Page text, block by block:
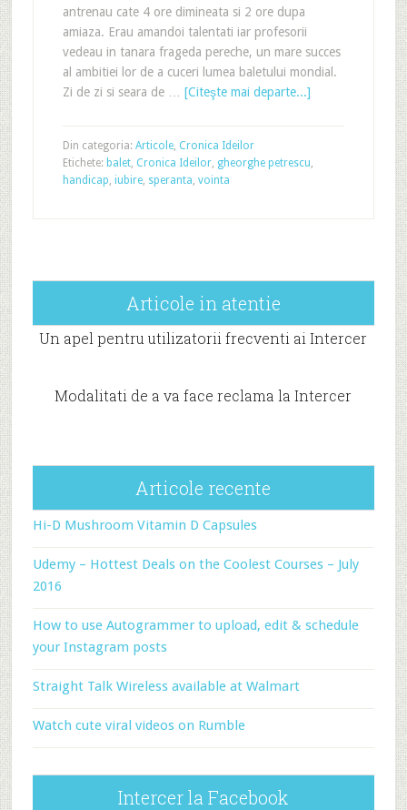
antrenau cate 4 ore dimineata si 2 ore dupa
amiaza. Erau amandoi talentati iar profesorii
vedeau in tanara frageda pereche, un mare succes
al ambitiei lor de a cuceri lumea baletului mondial.
Zi de zi si seara de … [Citeşte mai departe...]
Din categoria: Articole, Cronica Ideilor
Etichete: balet, Cronica Ideilor, gheorghe petrescu,
handicap, iubire, speranta, vointa
Articole in atentie
Un apel pentru utilizatorii frecventi ai Intercer
Modalitati de a va face reclama la Intercer
Articole recente
Hi-D Mushroom Vitamin D Capsules
Udemy – Hottest Deals on the Coolest Courses – July
2016
How to use Autogrammer to upload, edit & schedule
your Instagram posts
Straight Talk Wireless available at Walmart
Watch cute viral videos on Rumble
Intercer la Facebook